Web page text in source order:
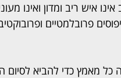
פרובלמטיים
מאמץ כדי להביא לסיום